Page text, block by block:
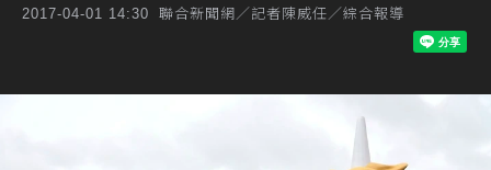
2017-04-01 14:30 聯合新聞網／記者陳威任／綜合報導